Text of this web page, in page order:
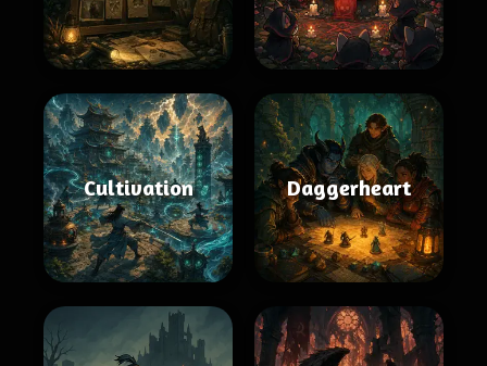
Cultivation Daggerheart